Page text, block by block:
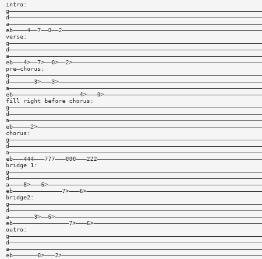
intro:
verse:
pre—chorus:
fill right before chorus:
chorus:
bridge 1:
bridge2:
outro: